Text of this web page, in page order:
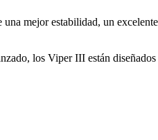
una mejor estabilidad, un excelente
los Viper III están diseñados